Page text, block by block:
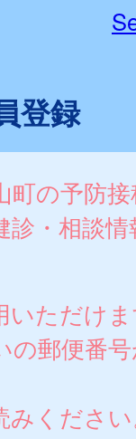
登録
町の予防
診・相談
いただけ
の郵便番
みくださ